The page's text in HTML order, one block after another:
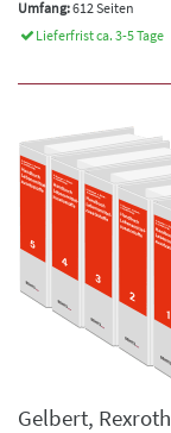
Umfang:612 Seiten
Lieferfrist ca. 3-5 Tage
Gelbert, Rexroth